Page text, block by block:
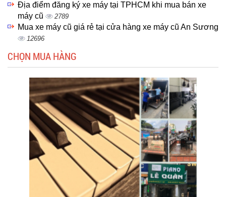
Địa điểm đăng ký xe máy tại TPHCM khi mua bán xe
máy cũ
2789
Mua xe máy cũ giá rẻ tại cửa hàng xe máy cũ An Sương
12696
CHỌN MUA HÀNG